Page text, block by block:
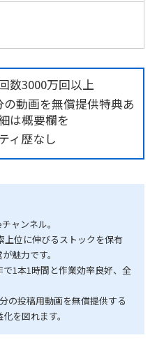
数3000万回以上
の動画を無償提供特典あ
は概要欄を
ィ歴なし
ャンネル。
上位に伸びるストックを保有
魅力です。
1本1時間と作業効率良好、全
の投稿用動画を無償提供する
を図れます。